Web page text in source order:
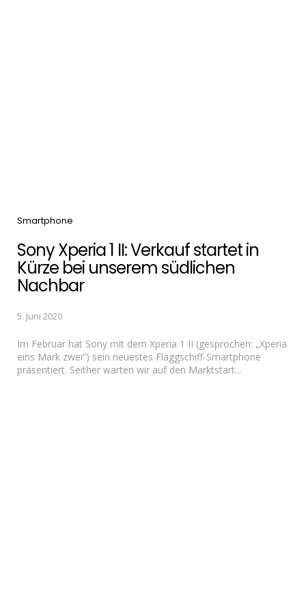
Categories
Smartphone
Sony Xperia 1 II: Verkauf startet in
Kürze bei unserem südlichen
Nachbar
5. Juni 2020
Im Februar hat Sony mit dem Xperia 1 II (gesprochen: „Xperia
eins Mark zwei“) sein neuestes Flaggschiff-Smartphone
präsentiert. Seither warten wir auf den Marktstart...